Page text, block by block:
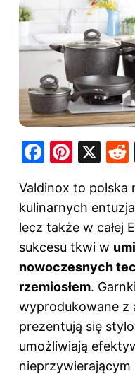
F
c
e
b
o
o
k
Pi
er
e
st
X
Valdinox to polska
kulinarnych
lecz także w całej
sukcesu tkwi w
nowoczesnych
rzemiosłem.
wyprodukowane z
prezentują się
umożliwiają
nieprzywierającym